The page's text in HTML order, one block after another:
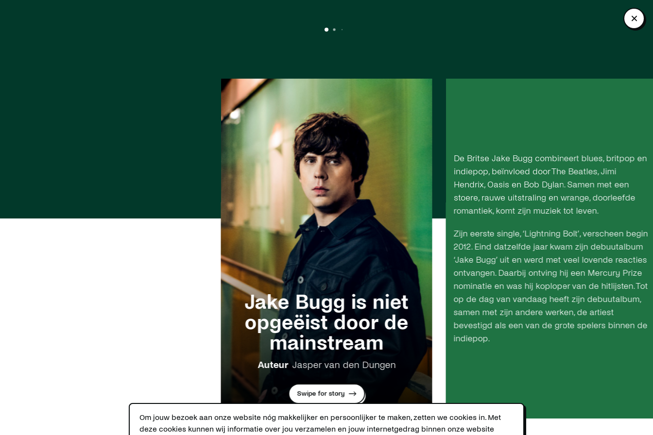
Jake Bugg is niet
opgeëist door de
mainstream
Auteur Jasper van den Dungen
Swipe for story
De Britse Jake Bugg combineert blues, britpop en
indiepop, beïnvloed door The Beatles, Jimi
Hendrix, Oasis en Bob Dylan. Samen met een
stoere, rauwe uitstraling en wrange, doorleefde
romantiek, komt zijn muziek tot leven.
Zijn eerste single, ‘Lightning Bolt’, verscheen begin
2012. Eind datzelfde jaar kwam zijn debuutalbum
‘Jake Bugg’ uit en werd met veel lovende reacties
ontvangen. Daarbij ontving hij een Mercury Prize
nominatie en was hij koploper van de hitlijsten. Tot
op de dag van vandaag heeft zijn debuutalbum,
samen met zijn andere werken, de artiest
bevestigd als een van de grote spelers binnen de
indiepop.
Om jouw bezoek aan onze website nóg makkelijker en persoonlijker te maken, zetten we cookies in. Met
deze cookies kunnen wij informatie over jou verzamelen en jouw internetgedrag binnen onze website